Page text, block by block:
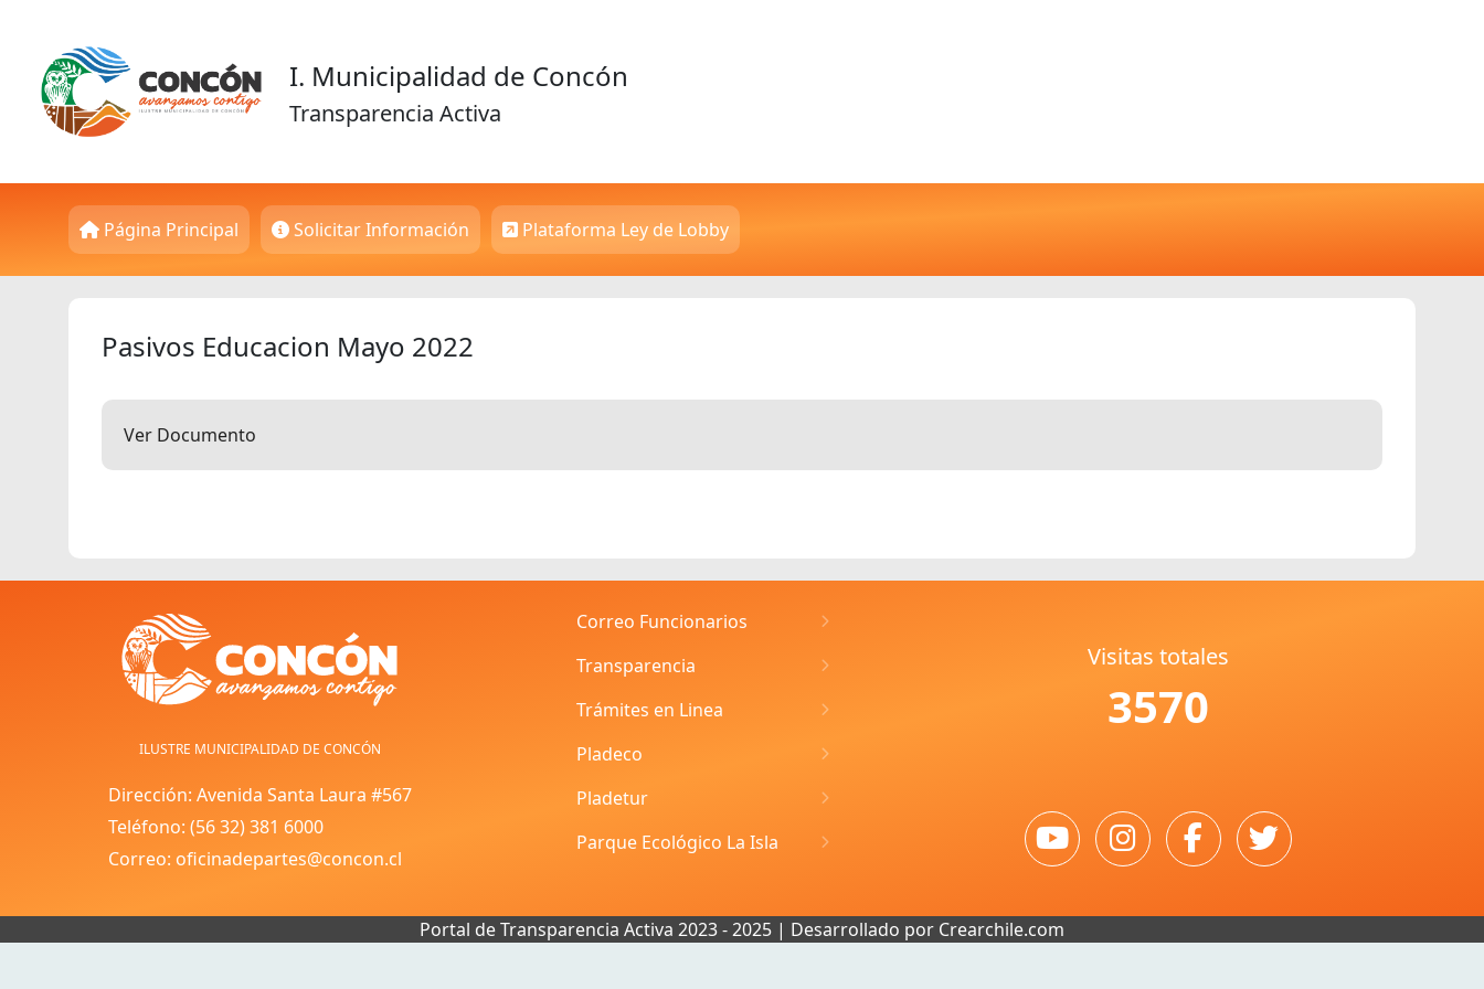
I. Municipalidad de Concón
Transparencia Activa
Página Principal Solicitar Información Plataforma Ley de Lobby
Pasivos Educacion Mayo 2022
Ver Documento
ILUSTRE MUNICIPALIDAD DE CONCÓN
Dirección: Avenida Santa Laura #567
Teléfono: (56 32) 381 6000
Correo: oficinadepartes@concon.cl
Correo Funcionarios
Transparencia
Trámites en Linea
Pladeco
Pladetur
Parque Ecológico La Isla
Visitas totales
3570
Portal de Transparencia Activa 2023 - 2025 | Desarrollado por Crearchile.com